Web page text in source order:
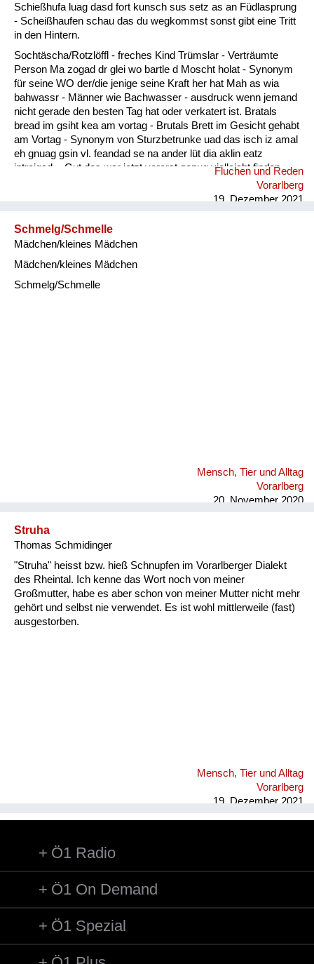
Schießhufa luag dasd fort kunsch sus setz as an Füdlasprung
- Scheißhaufen schau das du wegkommst sonst gibt eine Tritt
in den Hintern.
Sochtäscha/Rotzlöffl - freches Kind Trümslar - Verträumte
Person Ma zogad dr glei wo bartle d Moscht holat - Synonym
für seine WO der/die jenige seine Kraft her hat Mah as wia
bahwassr - Männer wie Bachwasser - ausdruck wenn jemand
nicht gerade den besten Tag hat oder verkatert ist. Bratals
bread im gsiht kea am vortag - Brutals Brett im Gesicht gehabt
am Vortag - Synonym von Sturzbetrunke uad das isch iz amal
eh gnuag gsin vl. feandad se na ander lüt dia aklin eatz
intreigad. - Gut das war jetzt vorerst genug vielleicht finden
Fluchen und Reden
Vorarlberg
19. Dezember 2021
Schmelg/Schmelle
Mädchen/kleines Mädchen
Mädchen/kleines Mädchen
Schmelg/Schmelle
Mensch, Tier und Alltag
Vorarlberg
20. November 2020
Struha
Thomas Schmidinger
"Struha" heisst bzw. hieß Schnupfen im Vorarlberger Dialekt
des Rheintal. Ich kenne das Wort noch von meiner
Großmutter, habe es aber schon von meiner Mutter nicht mehr
gehört und selbst nie verwendet. Es ist wohl mittlerweile (fast)
ausgestorben.
Mensch, Tier und Alltag
Vorarlberg
19. Dezember 2021
Ö1 Radio
Ö1 On Demand
Ö1 Spezial